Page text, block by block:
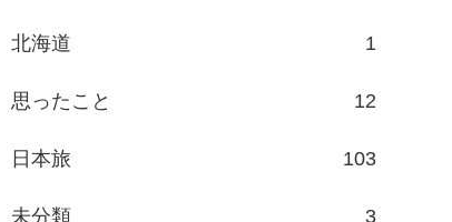
北海道 1
思ったこと 12
日本旅 103
未分類 3